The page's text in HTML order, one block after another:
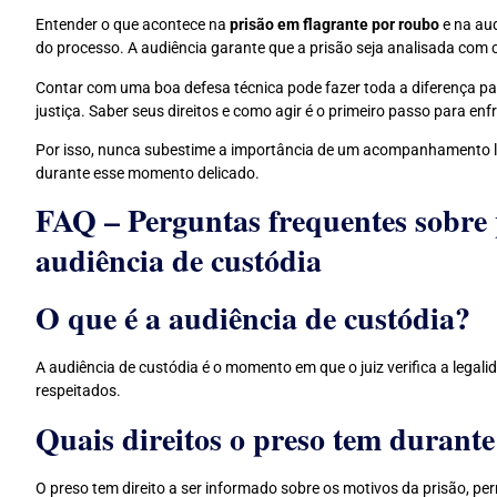
Entender o que acontece na prisão em flagrante por rouboe na
do processo. A audiência garante que a prisão seja analisada com
Contar com uma boa defesa técnica pode fazer toda a diferença
justiça. Saber seus direitos e como agir é o primeiro passo para
Por isso, nunca subestime a importância de um
durante esse momento delicado.
FAQ – Perguntas frequentes
audiência de custódia
O que é a audiência de custódia?
A audiência de custódia é o momento em que o juiz verifica a
respeitados.
Quais direitos o preso tem
O preso tem direito a ser informado sobre os motivos da prisão,